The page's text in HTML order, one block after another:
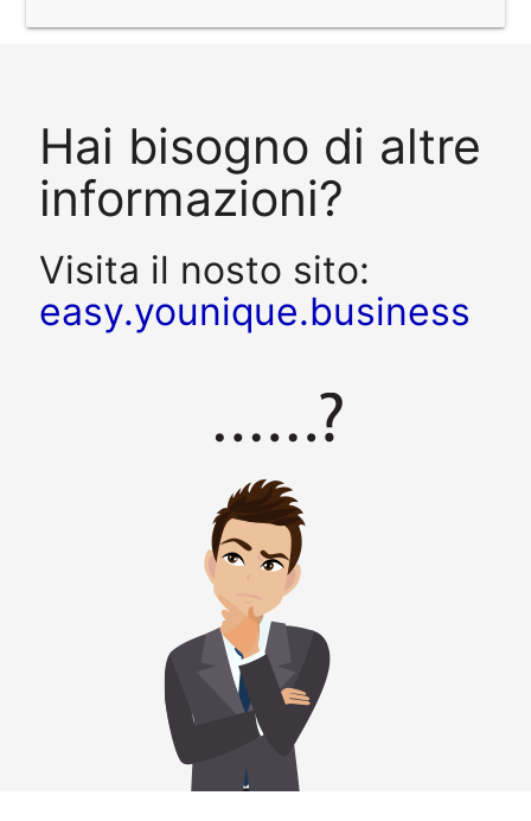
Hai bisogno di altre
informazioni?
Visita il nosto sito:
easy.younique.business